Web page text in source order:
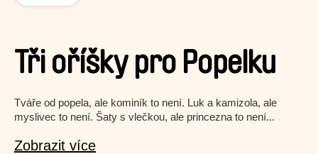
Tři oříšky pro Popelku
Tváře od popela, ale kominík to není. Luk a kamizola, ale
myslivec to není. Šaty s vlečkou, ale princezna to není...
Zobrazit více